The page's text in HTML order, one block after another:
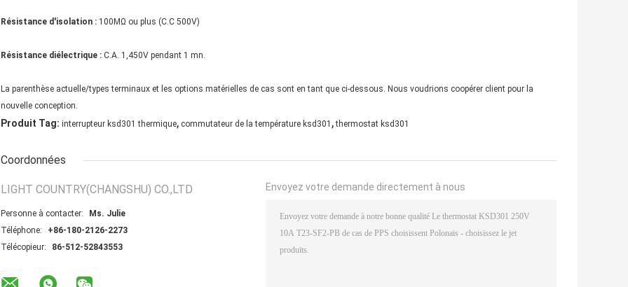
Résistance d'isolation : 100MΩ ou plus (C.C 500V)
Résistance diélectrique : C.A. 1,450V pendant 1 mn.
La parenthèse actuelle/types terminaux et les options matérielles de cas sont en tant que ci-dessous. Nous voudrions coopérer client pour la
nouvelle conception.
Produit Tag: interrupteur ksd301 thermique, commutateur de la température ksd301 , thermostat ksd301
Coordonnées
LIGHT COUNTRY(CHANGSHU) CO.,LTD
Personne à contacter:
Ms. Julie
Téléphone:
+86-180-2126-2273
Télécopieur:
86-512-52843553
Envoyez votre demande directement à nous